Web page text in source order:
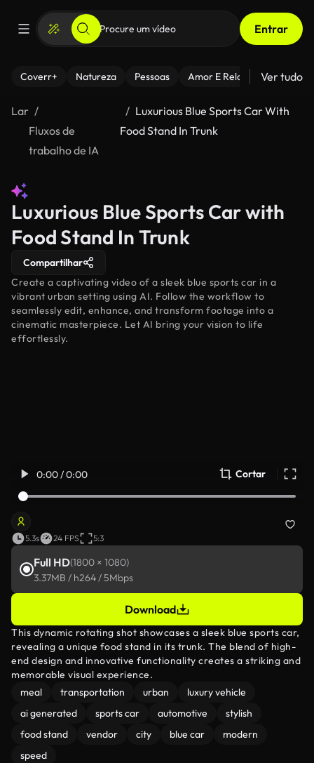
Entrar
Coverr+ Natureza Pessoas Amor E Relacionamentos
Ver tudo
Lar
Fluxos de
trabalho de IA
Luxurious Blue Sports Car With
Food Stand In Trunk
Luxurious Blue Sports Car with
Food Stand In Trunk
Compartilhar
Create a captivating video of a sleek blue sports car in a
vibrant urban setting using AI. Follow the workflow to
seamlessly edit, enhance, and transform footage into a
cinematic masterpiece. Let AI bring your vision to life
effortlessly.
0:00 / 0:00 Cortar
5.3s 24 FPS 5:3
Full HD(1800 × 1080)
3.37MB / h264 / 5Mbps
Download
This dynamic rotating shot showcases a sleek blue sports car,
revealing a unique food stand in its trunk. The blend of high-
end design and innovative functionality creates a striking and
memorable visual experience.
meal
transportation urban
luxury vehicle
ai generated
sports car automotive
stylish
food stand
vendor city blue car
modern
speed